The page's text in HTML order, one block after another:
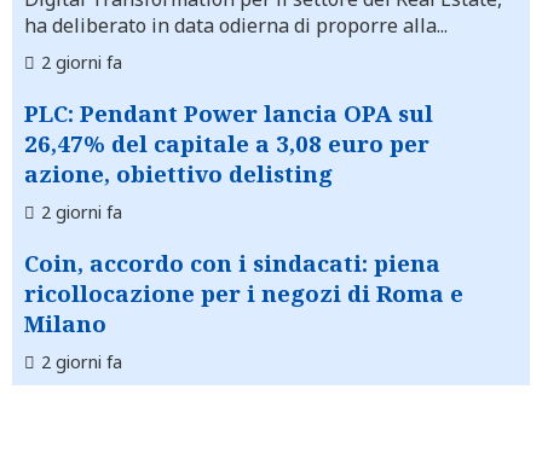
ha deliberato in data odierna di proporre alla...
2 giorni fa
PLC: Pendant Power lancia OPA sul
26,47% del capitale a 3,08 euro per
azione, obiettivo delisting
2 giorni fa
Coin, accordo con i sindacati: piena
ricollocazione per i negozi di Roma e
Milano
2 giorni fa